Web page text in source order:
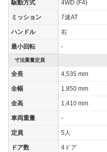
駆動方式 4WD (F4)
ミッション 7速AT
ハンドル 右
最小回転 -
寸法重量定員
全長 4,535 mm
全幅 1,850 mm
全高 1,410 mm
車両重量 -
定員 5人
ドア数 4ドア